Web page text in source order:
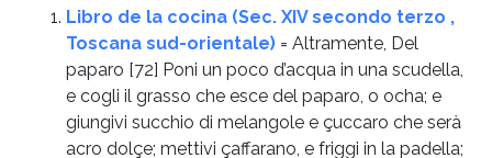
Libro de la cocina (Sec. XIV secondo terzo ,
Toscana sud-orientale) = Altramente, Del
paparo [72] Poni un poco d’acqua in una scudella,
e cogli il grasso che esce del paparo, o ocha; e
giungivi succhio di melangole e çuccaro che serà
acro dolçe; mettivi çaffarano, e friggi in la padella;